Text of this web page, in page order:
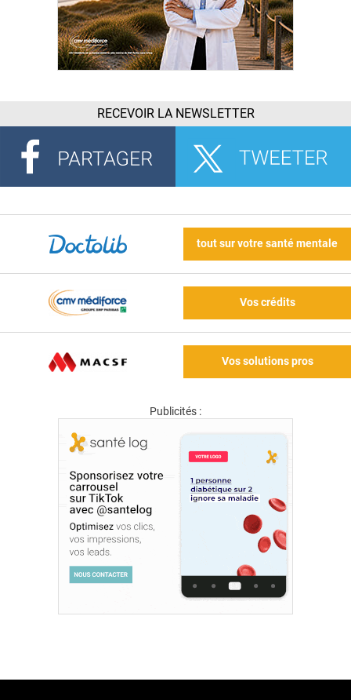
RECEVOIR LA NEWSLETTER
tout sur votre santé mentale
Vos crédits
Vos solutions pros
Publicités :